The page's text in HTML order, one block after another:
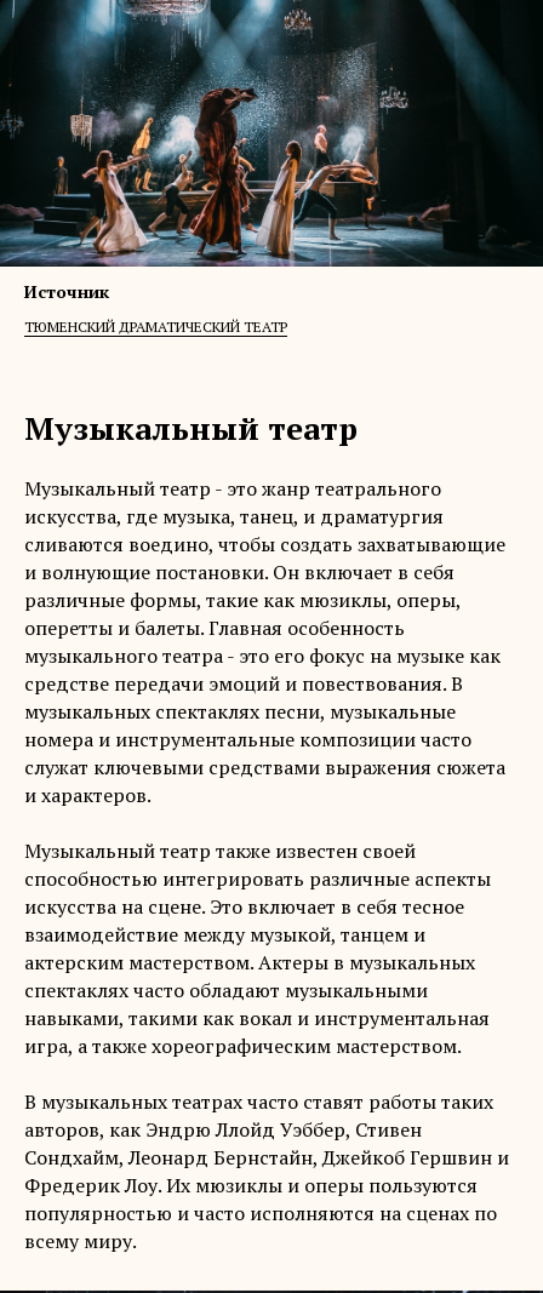
Источник
ТЮМЕНСКИЙ ДРАМАТИЧЕСКИЙ ТЕАТР
Музыкальный театр
Музыкальный театр - это жанр театрального
искусства, где музыка, танец, и драматургия
сливаются воедино, чтобы создать захватывающие
и волнующие постановки. Он включает в себя
различные формы, такие как мюзиклы, оперы,
оперетты и балеты. Главная особенность
музыкального театра - это его фокус на музыке как
средстве передачи эмоций и повествования. В
музыкальных спектаклях песни, музыкальные
номера и инструментальные композиции часто
служат ключевыми средствами выражения сюжета
и характеров.
Музыкальный театр также известен своей
способностью интегрировать различные аспекты
искусства на сцене. Это включает в себя тесное
взаимодействие между музыкой, танцем и
актерским мастерством. Актеры в музыкальных
спектаклях часто обладают музыкальными
навыками, такими как вокал и инструментальная
игра, а также хореографическим мастерством.
В музыкальных театрах часто ставят работы таких
авторов, как Эндрю Ллойд Уэббер, Стивен
Сондхайм, Леонард Бернстайн, Джейкоб Гершвин и
Фредерик Лоу. Их мюзиклы и оперы пользуются
популярностью и часто исполняются на сценах по
всему миру.